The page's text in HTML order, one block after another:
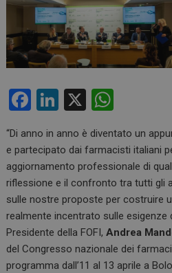
F
ce
b
o
o
k
Li
ke
dI
n
X
at
s
A
p
p
“Di anno in anno è diventato un
e partecipato dai farmacisti italiani
aggiornamento professionale di
riflessione e il confronto tra tutti gli
sulle nostre proposte per costruire
realmente incentrato sulle esigenze
Presidente della FOFI,Andrea
del Congresso nazionale dei
programma dall’11 al 13 aprile a